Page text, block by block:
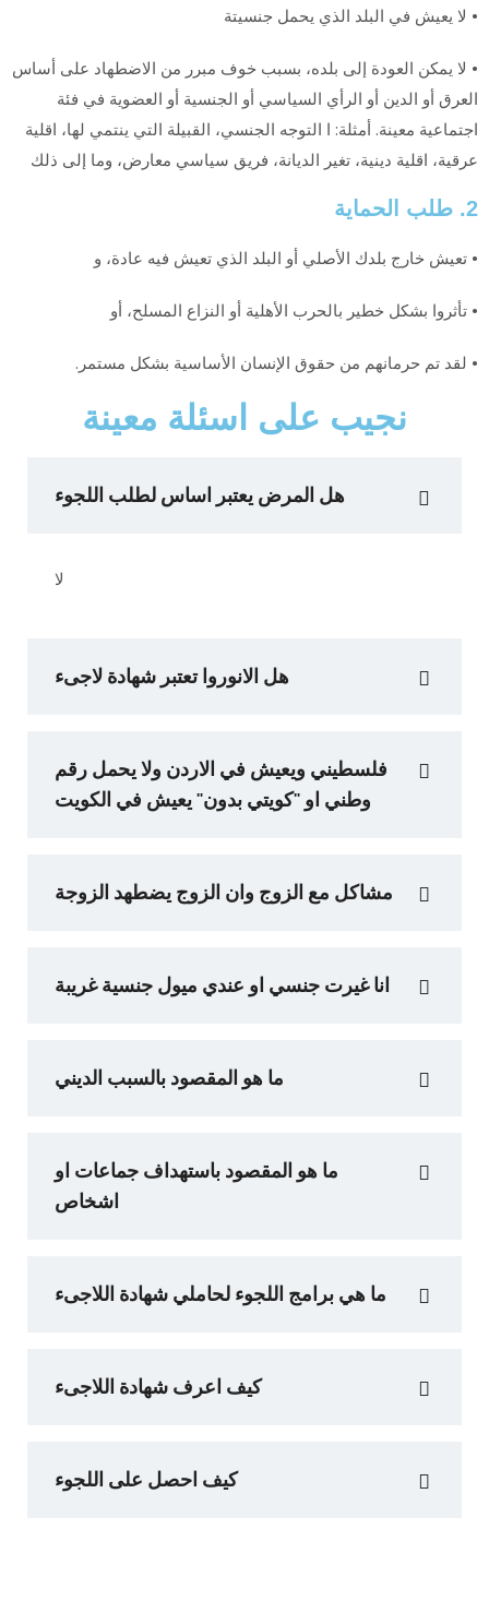
• لا يعيش في البلد الذي يحمل جنسيتة
• لا يمكن العودة إلى بلده، بسبب خوف مبرر من الاضطهاد على أساس
العرق أو الدين أو الرأي السياسي أو الجنسية أو العضوية في فئة
اجتماعية معينة. أمثلة: ا التوجه الجنسي، القبيلة التي ينتمي لها، اقلية
عرقية، اقلية دينية، تغير الديانة، فريق سياسي معارض، وما إلى ذلك
2. طلب الحماية
• تعيش خارج بلدك الأصلي أو البلد الذي تعيش فيه عادة، و
• تأثروا بشكل خطير بالحرب الأهلية أو النزاع المسلح، أو
• لقد تم حرمانهم من حقوق الإنسان الأساسية بشكل مستمر.
نجيب على اسئلة معينة
هل المرض يعتبر اساس لطلب اللجوء
لا
هل الانوروا تعتبر شهادة لاجىء
فلسطيني ويعيش في الاردن ولا يحمل رقم
وطني او "كويتي بدون" يعيش في الكويت
مشاكل مع الزوج وان الزوج يضطهد الزوجة
انا غيرت جنسي او عندي ميول جنسية غريبة
ما هو المقصود بالسبب الديني
ما هو المقصود باستهداف جماعات او
اشخاص
ما هي برامج اللجوء لحاملي شهادة اللاجىء
كيف اعرف شهادة اللاجىء
كيف احصل على اللجوء